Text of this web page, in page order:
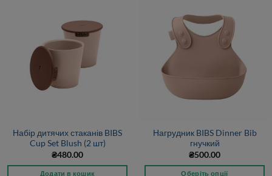
Набір дитячих стаканів BIBS
Cup Set Blush (2 шт)
₴480.00
Додати в кошик
Нагрудник BIBS Dinner Bib
гнучкий
₴500.00
Оберіть опції